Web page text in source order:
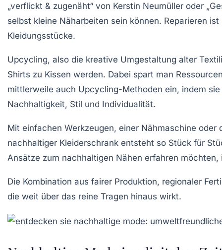
„verflickt & zugenäht“ von Kerstin Neumüller oder
selbst kleine Näharbeiten sein können. Reparieren
Kleidungsstücke.
Upcycling, also die kreative Umgestaltung alter
Shirts zu Kissen werden. Dabei spart man
mittlerweile auch Upcycling-Methoden ein, indem
Nachhaltigkeit, Stil und Individualität.
Mit einfachen Werkzeugen, einer Nähmaschine
nachhaltiger Kleiderschrank entsteht so Stück für
Ansätze zum nachhaltigen Nähen erfahren
Die Kombination aus fairer Produktion, regionaler
die weit über das reine Tragen hinaus wirkt.